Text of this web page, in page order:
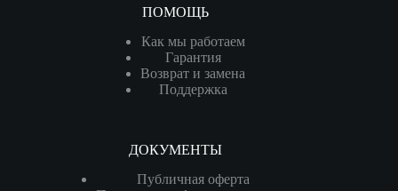
ПОМОЩЬ
Как мы работаем
Гарантия
Возврат и замена
Поддержка
ДОКУМЕНТЫ
Публичная оферта